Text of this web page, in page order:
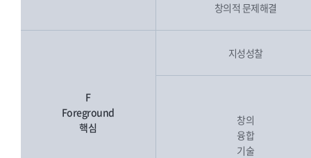
창의적 문제해결
F
Foreground
핵심
지성성찰
창의
융합
기술